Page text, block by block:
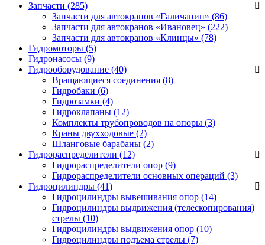
Запчасти (285)
Запчасти для автокранов «Галичанин» (86)
Запчасти для автокранов «Ивановец» (222)
Запчасти для автокранов «Клинцы» (78)
Гидромоторы (5)
Гидронасосы (9)
Гидрооборудование (40)
Вращающиеся соединения (8)
Гидробаки (6)
Гидрозамки (4)
Гидроклапаны (12)
Комплекты трубопроводов на опоры (3)
Краны двухходовые (2)
Шланговые барабаны (2)
Гидрораспределители (12)
Гидрораспределители опор (9)
Гидрораспределители основных операций (3)
Гидроцилиндры (41)
Гидроцилиндры вывешивания опор (14)
Гидроцилиндры выдвижения (телескопирования)
стрелы (10)
Гидроцилиндры выдвижения опор (10)
Гидроцилиндры подъема стрелы (7)